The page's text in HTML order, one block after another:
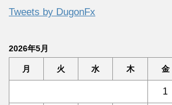
Tweets by DugonFx
2026年5月
月 火 水 木 金
1